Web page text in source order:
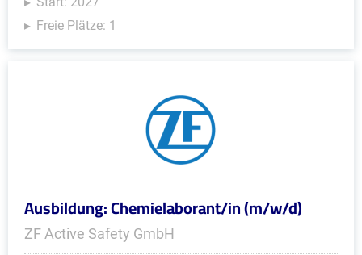
Freie Plätze: 1
Ausbildung: Chemielaborant/in (m/w/d)
ZF Active Safety GmbH